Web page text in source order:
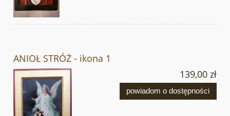
ANIOŁ STRÓŻ - ikona 1
139,00 zł
powiadom o dostępności